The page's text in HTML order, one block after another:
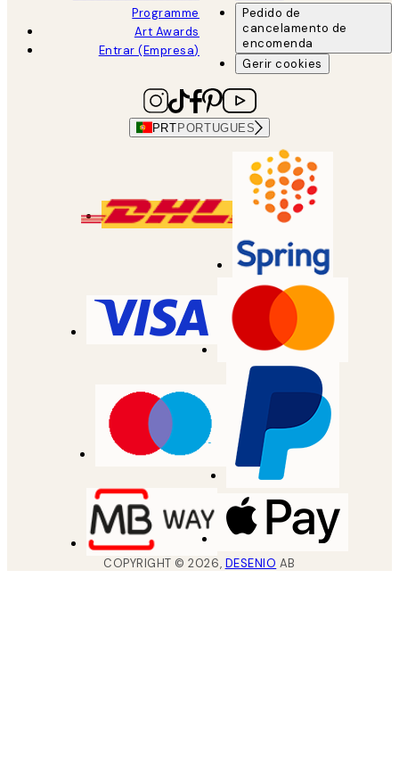
Programme
Art Awards
Entrar (Empresa)
Pedido de
cancelamento de
encomenda
Gerir cookies
PRTPORTUGUES
COPYRIGHT ©2026, DESENIO AB